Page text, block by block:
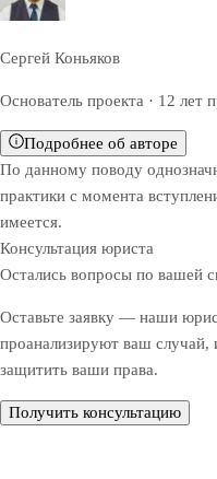
Сергей Коньяков
Основатель проекта · 12 лет
Подробнее об авторе
По данному поводу
практики с момента
имеется.
Консультация юриста
Остались вопросы по вашей
Оставьте заявку — наши
проанализируют ваш случай,
защитить ваши права.
Получить консультацию